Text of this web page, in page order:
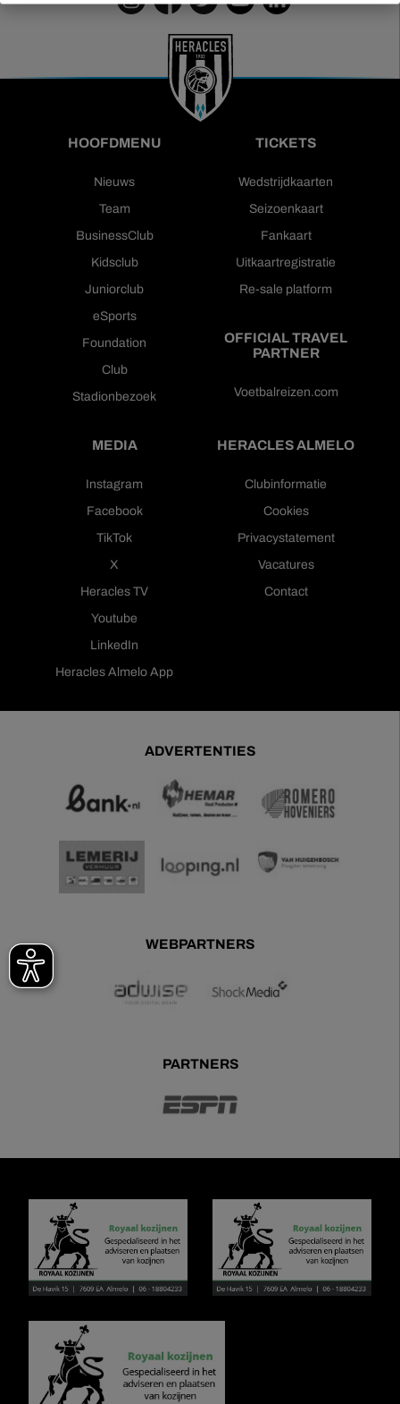
HOOFDMENU
Nieuws
Team
BusinessClub
Kidsclub
Juniorclub
eSports
Foundation
Club
Stadionbezoek
TICKETS
Wedstrijdkaarten
Seizoenkaart
Fankaart
Uitkaartregistratie
Re-sale platform
OFFICIAL TRAVEL
PARTNER
Voetbalreizen.com
MEDIA
Instagram
Facebook
TikTok
X
Heracles TV
Youtube
LinkedIn
Heracles Almelo App
HERACLES ALMELO
Clubinformatie
Cookies
Privacystatement
Vacatures
Contact
ADVERTENTIES
WEBPARTNERS
PARTNERS